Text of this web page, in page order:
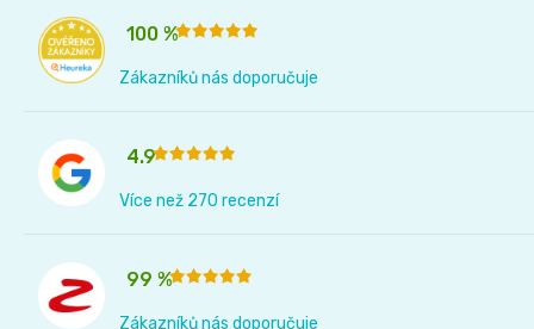
100 %
Zákazníků nás doporučuje
4.9
Více než 270 recenzí
99 %
Zákazníků nás doporučuje